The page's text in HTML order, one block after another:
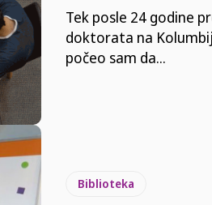
Tek posle 24 godine
doktorata na
počeo sam da...
Biblioteka